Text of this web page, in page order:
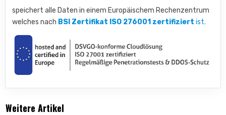
speichert alle Daten in einem Europäischem Rechenzentrum
welches nach BSI Zertifikat ISO 276001 zertifiziert ist.
Weitere Artikel